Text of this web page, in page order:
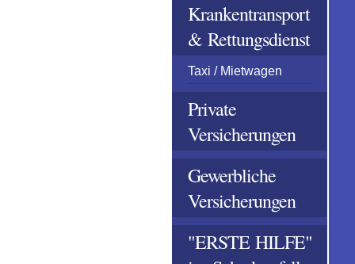
Krankentransport
& Rettungsdienst
Taxi / Mietwagen
Private
Versicherungen
Gewerbliche
Versicherungen
"ERSTE HILFE"